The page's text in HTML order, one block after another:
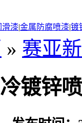
滑漆|金属防腐喷漆|镀
» 赛亚
镀锌